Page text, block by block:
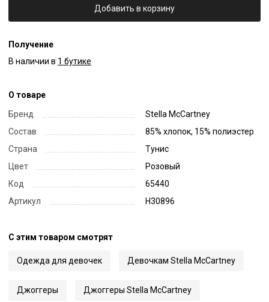
Добавить в корзину
Получение
В наличии в 1 бутике
О товаре
Бренд
Stella McCartney
Состав
85% хлопок, 15% полиэстер
Страна
Тунис
Цвет
Розовый
Код
65440
Артикул
H30896
С этим товаром смотрят
Одежда для девочек Девочкам Stella McCartney
Джоггеры Джоггеры Stella McCartney